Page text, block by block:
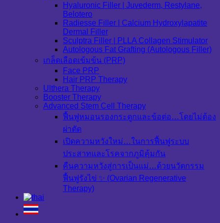
Hyaluronic Filler | Juvederm, Restylane,
Belotero
Radiesse Filler | Calcium Hydroxylapatite
Dermal Filler
Sculptra Filler | PLLA Collagen Stimulator
Autologous Fat Grafting (Autologous Filler)
เกล็ดเลือดเข้มข้น (PRP)
Face PRP
Hair PRP Therapy
Ulthera Therapy
Booster Therapy
Advanced Stem Cell Therapy
ฟื้นฟูหมอนรองกระดูกและข้อต่อ…โดยไม่ต้อง
ผ่าตัด
เปิดความหวังใหม่…ในการฟื้นฟูระบบ
ประสาทและโรคจากภูมิคุ้มกัน
คืนความหวังสู่การเป็นแม่…ด้วยนวัตกรรม
ฟื้นฟูรังไข่ ✨ (Ovarian Regenerative
Therapy)